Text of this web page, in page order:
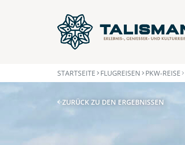
STARTSEITE FLUGREISEN PKW-REISE
ZURÜCK ZU DEN ERGEBNISSEN